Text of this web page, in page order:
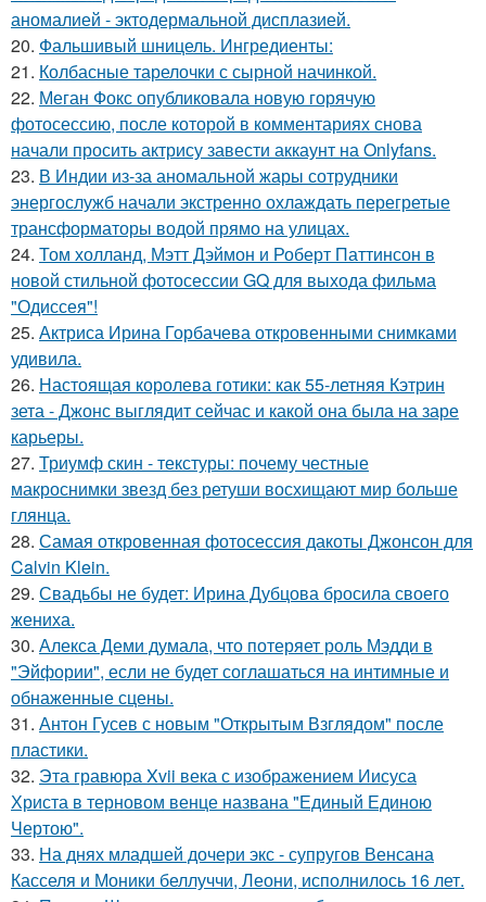
аномалией - эктодермальной дисплазией.
20. Фальшивый шницель. Ингредиенты:
21. Колбасные тарелочки с сырной начинкой.
22. Меган Фокс опубликовала новую горячую
фотосессию, после которой в комментариях снова
начали просить актрису завести аккаунт на Onlyfans.
23. В Индии из-за аномальной жары сотрудники
энергослужб начали экстренно охлаждать перегретые
трансформаторы водой прямо на улицах.
24. Том холланд, Мэтт Дэймон и Роберт Паттинсон в
новой стильной фотосессии GQ для выхода фильма
"Одиссея"!
25. Актриса Ирина Горбачева откровенными снимками
удивила.
26. Настоящая королева готики: как 55-летняя Кэтрин
зета - Джонс выглядит сейчас и какой она была на заре
карьеры.
27. Триумф скин - текстуры: почему честные
макроснимки звезд без ретуши восхищают мир больше
глянца.
28. Самая откровенная фотосессия дакоты Джонсон для
Calvin Klein.
29. Свадьбы не будет: Ирина Дубцова бросила своего
жениха.
30. Алекса Деми думала, что потеряет роль Мэдди в
"Эйфории", если не будет соглашаться на интимные и
обнаженные сцены.
31. Антон Гусев с новым "Открытым Взглядом" после
пластики.
32. Эта гравюра Xvii века с изображением Иисуса
Христа в терновом венце названа "Единый Единою
Чертою".
33. На днях младшей дочери экс - супругов Венсана
Касселя и Моники беллуччи, Леони, исполнилось 16 лет.